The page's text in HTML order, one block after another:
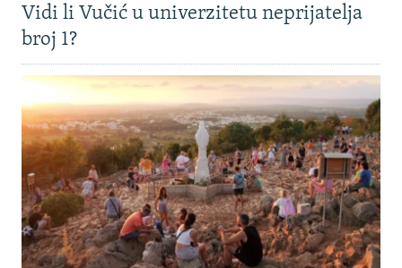
Vidi li Vučić u univerzitetu neprijatelja
broj 1?